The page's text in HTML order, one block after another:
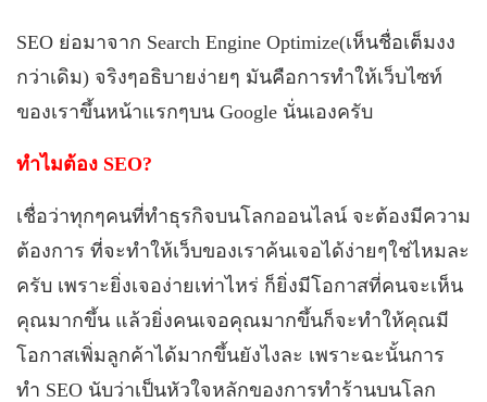
SEO ย่อมาจาก Search Engine Optimize(เห็นชื่อเต็มงง
กว่าเดิม) จริงๆอธิบายง่ายๆ มันคือการทำให้เว็บไซท์
ของเราขึ้นหน้าแรกๆบน Google นั่นเองครับ
ทำไมต้อง SEO?
เชื่อว่าทุกๆคนที่ทำธุรกิจบนโลกออนไลน์ จะต้องมีความ
ต้องการ ที่จะทำให้เว็บของเราค้นเจอได้ง่ายๆใช่ไหมละ
ครับ เพราะยิ่งเจอง่ายเท่าไหร่ ก็ยิ่งมีโอกาสที่คนจะเห็น
คุณมากขึ้น แล้วยิ่งคนเจอคุณมากขึ้นก็จะทำให้คุณมี
โอกาสเพิ่มลูกค้าได้มากขึ้นยังไงละ เพราะฉะนั้นการ
ทำ SEO นับว่าเป็นหัวใจหลักของการทำร้านบนโลก